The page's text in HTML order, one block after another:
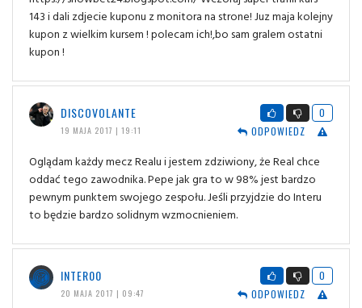
143 i dali zdjecie kuponu z monitora na strone! Juz maja kolejny
kupon z wielkim kursem ! polecam ich!,bo sam gralem ostatni
kupon !
DISCOVOLANTE
19 MAJA 2017 | 19:11
0
ODPOWIEDZ
Oglądam każdy mecz Realu i jestem zdziwiony, że Real chce
oddać tego zawodnika. Pepe jak gra to w 98% jest bardzo
pewnym punktem swojego zespołu. Jeśli przyjdzie do Interu
to będzie bardzo solidnym wzmocnieniem.
INTER00
20 MAJA 2017 | 09:47
0
ODPOWIEDZ